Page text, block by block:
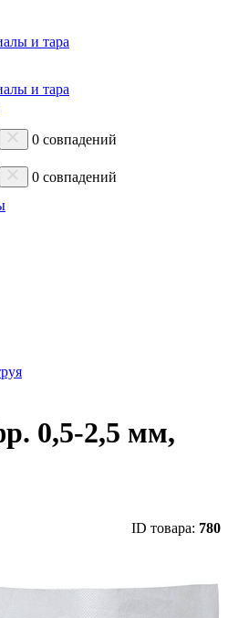
и тара
и тара
0 совпадений
0 совпадений
0,5-2,5 мм,
ID товара: 780